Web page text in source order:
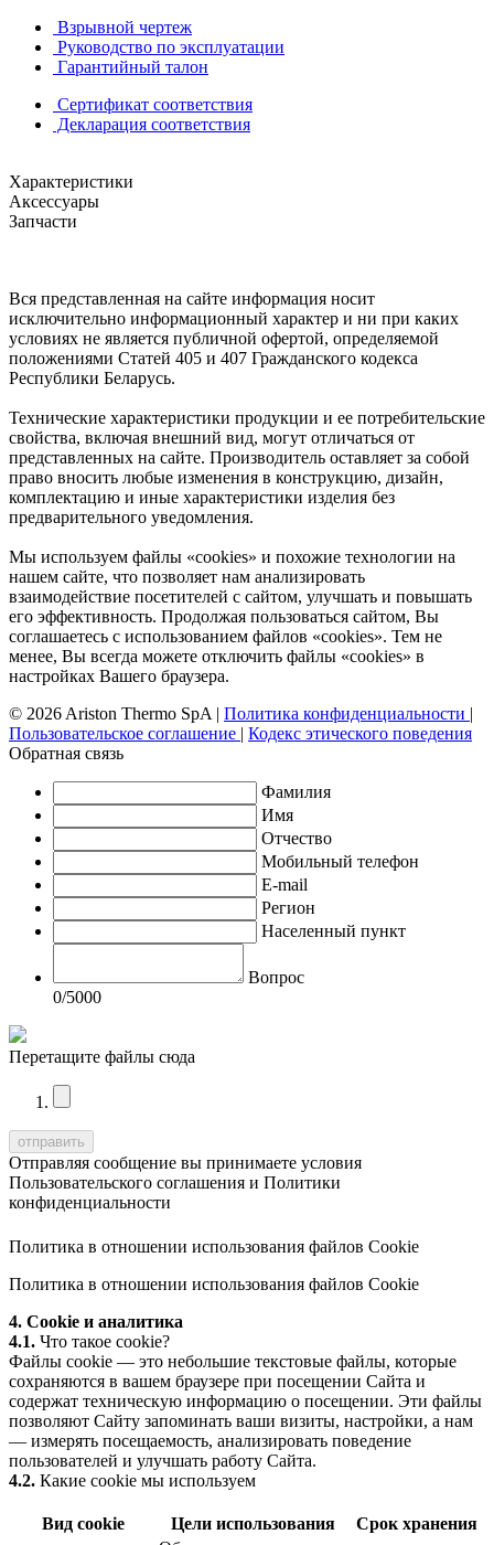
Взрывной чертеж
Руководство по эксплуатации
Гарантийный талон
Сертификат соответствия
Декларация соответствия
Характеристики
Аксессуары
Запчасти
Вся представленная на сайте информация носит
исключительно информационный характер и ни при каких
условиях не является публичной офертой, определяемой
положениями Статей 405 и 407 Гражданского кодекса
Республики Беларусь.
Технические характеристики продукции и ее потребительские
свойства, включая внешний вид, могут отличаться от
представленных на сайте. Производитель оставляет за собой
право вносить любые изменения в конструкцию, дизайн,
комплектацию и иные характеристики изделия без
предварительного уведомления.
Мы используем файлы «cookies» и похожие технологии на
нашем сайте, что позволяет нам анализировать
взаимодействие посетителей с сайтом, улучшать и повышать
его эффективность. Продолжая пользоваться сайтом, Вы
соглашаетесь с использованием файлов «cookies». Тем не
менее, Вы всегда можете отключить файлы «cookies» в
настройках Вашего браузера.
© 2026 Ariston Thermo SpA | Политика конфиденциальности |
Пользовательское соглашение | Кодекс этического поведения
Обратная связь
Фамилия
Имя
Отчество
Мобильный телефон
E-mail
Регион
Населенный пункт
Вопрос
0/5000
Перетащите файлы сюда
Отправляя сообщение вы принимаете условия
Пользовательского соглашения и Политики
конфиденциальности
Политика в отношении использования файлов Cookie
Политика в отношении использования файлов Cookie
4. Cookie и аналитика
4.1. Что такое cookie?
Файлы cookie — это небольшие текстовые файлы, которые
сохраняются в вашем браузере при посещении Сайта и
содержат техническую информацию о посещении. Эти файлы
позволяют Сайту запоминать ваши визиты, настройки, а нам
— измерять посещаемость, анализировать поведение
пользователей и улучшать работу Сайта.
4.2. Какие cookie мы используем
Вид cookie Цели использования
Срок хранения